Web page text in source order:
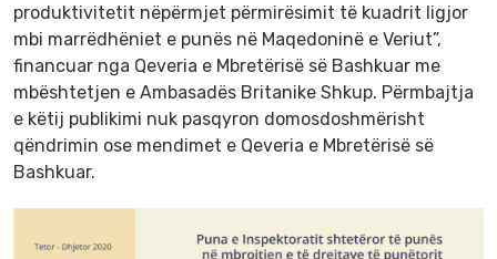
produktivitetit nëpërmjet përmirësimit të kuadrit ligjor
mbi marrëdhëniet e punës në Maqedoninë e Veriut”,
financuar nga Qeveria e Mbretërisë së Bashkuar me
mbështetjen e Ambasadës Britanike Shkup. Përmbajtja
e këtij publikimi nuk pasqyron domosdoshmërisht
qëndrimin ose mendimet e Qeveria e Mbretërisë së
Bashkuar.